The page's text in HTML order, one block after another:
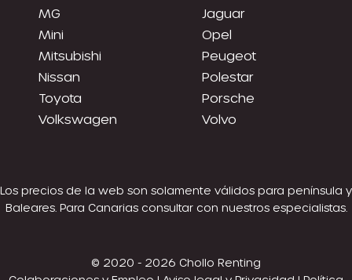
MG
Mini
Mitsubishi
Nissan
Toyota
Volkswagen
Jaguar
Opel
Peugeot
Polestar
Porsche
Volvo
Los precios de la web son solamente válidos para península y
Baleares. Para Canarias consultar con nuestros especialistas.
© 2020 - 2026 Chollo Renting